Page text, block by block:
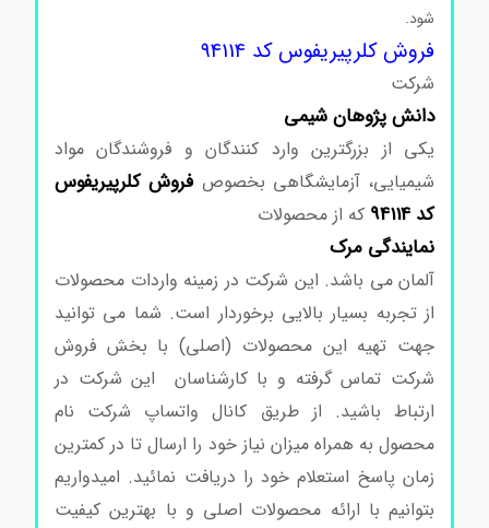
شود.خرید کلرپیریفوس سیگماآلدریچ
فروش کلرپیریفوس کد 94114
شرکت
دانش پژوهان شیمی
یکی از بزرگترین وارد کنندگان و فروشندگان مواد
شیمیایی، آزمایشگاهی بخصوصفروش کلرپیریفوس
کد 94114
که از محصولات
نمایندگی مرک
آلمان می باشد. این شرکت در زمینه واردات محصولات
از تجربه بسیار بالایی برخوردار است. شما می توانید
جهت تهیه این محصولات (اصلی) با بخش فروش
شرکت تماس گرفته و با کارشناسان این شرکت در
ارتباط باشید. از طریق کانال واتساپ شرکت نام
محصول به همراه میزان نیاز خود را ارسال تا در کمترین
زمان پاسخ استعلام خود را دریافت نمائید. امیدواریم
بتوانیم با ارائه محصولات اصلی و با بهترین کیفیت